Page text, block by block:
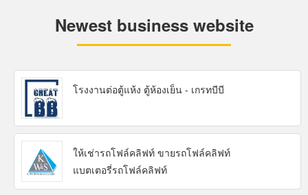
Newest business website
โรงงานต่อตู้แห้ง ตู้ห้องเย็น - เกรทบีบี
ให้เช่ารถโฟล์คลิฟท์ ขายรถโฟล์คลิฟท์
แบตเตอรี่รถโฟล์คลิฟท์